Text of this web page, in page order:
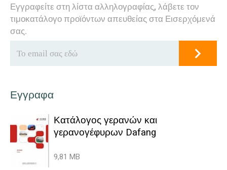
Εγγραφείτε στη λίστα αλληλογραφίας, λάβετε τον
τιμοκατάλογο προϊόντων απευθείας στα Εισερχόμενά
σας.
Εγγραφα
Κατάλογος γερανών και
γερανογέφυρων Dafang
9,81 MB